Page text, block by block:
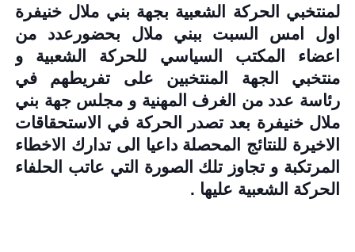
لمنتخبي الحركة الشعبية بجهة بني ملال خنيفرة
اول امس السبت ببني ملال بحضورعدد من
اعضاء المكتب السياسي للحركة الشعبية و
منتخبي الجهة المنتخبين على تفريطهم في
رئاسة عدد من الغرف المهنية و مجلس جهة بني
ملال خنيفرة بعد تصدر الحركة في الاستحقاقات
الاخيرة للنتائج المحصلة داعيا الى تدارك الاخطاء
المرتكبة و تجاوز تلك الصورة التي عاتب الحلفاء
الحركة الشعبية عليها .